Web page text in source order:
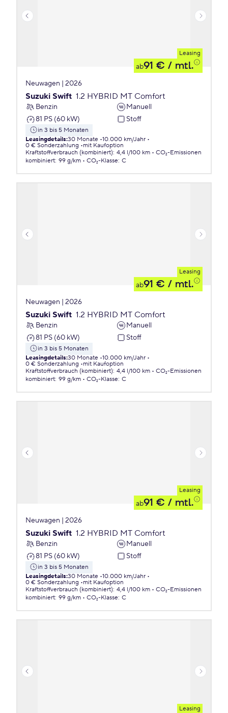
Leasing
ab91 € / mtl.
Neuwagen | 2026
Suzuki Swift 1.2 HYBRID MT Comfort
Benzin
Manuell
81 PS (60 kW)
Stoff
in 3 bis 5 Monaten
Leasingdetails:30 Monate 10.000 km/Jahr
0 € Sonderzahlung
mit Kaufoption
Kraftstoffverbrauch (kombiniert): 4,4 l/100 km
CO₂-Emissionen
kombiniert: 99 g/km CO₂-Klasse: C
Leasing
ab91 € / mtl.
Neuwagen | 2026
Suzuki Swift 1.2 HYBRID MT Comfort
Benzin
Manuell
81 PS (60 kW)
Stoff
in 3 bis 5 Monaten
Leasingdetails:30 Monate 10.000 km/Jahr
0 € Sonderzahlung
mit Kaufoption
Kraftstoffverbrauch (kombiniert): 4,4 l/100 km
CO₂-Emissionen
kombiniert: 99 g/km CO₂-Klasse: C
Leasing
ab91 € / mtl.
Neuwagen | 2026
Suzuki Swift 1.2 HYBRID MT Comfort
Benzin
Manuell
81 PS (60 kW)
Stoff
in 3 bis 5 Monaten
Leasingdetails:30 Monate 10.000 km/Jahr
0 € Sonderzahlung
mit Kaufoption
Kraftstoffverbrauch (kombiniert): 4,4 l/100 km
CO₂-Emissionen
kombiniert: 99 g/km CO₂-Klasse: C
Leasing